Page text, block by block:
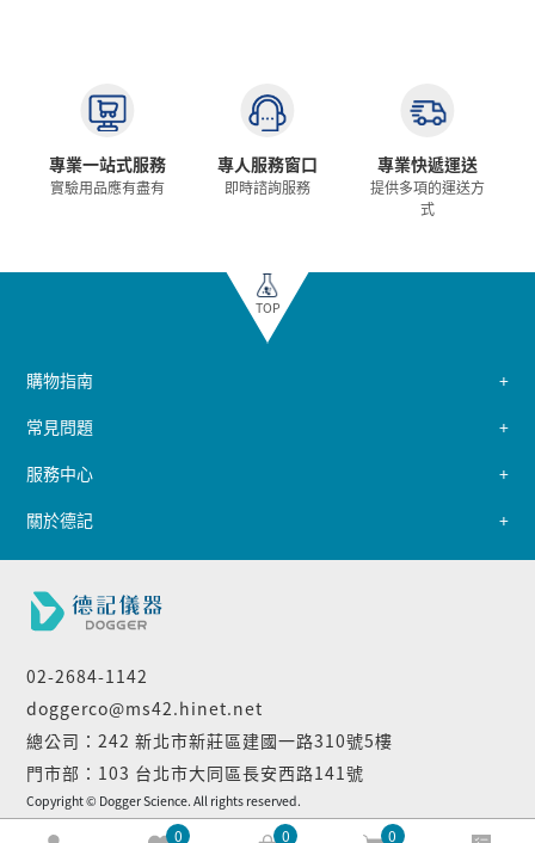
0 0 0
專業一站式服務
實驗用品應有盡有
專人服務窗口
即時諮詢服務
專業快遞運送
提供多項的運送方
式
TOP
02-2684-1142
doggerco@ms42.hinet.net
總公司：242 新北市新莊區建國一路310號5樓
門市部：103 台北市大同區長安西路141號
購物指南
常見問題
服務中心
關於德記
Copyright © Dogger Science. All rights reserved.